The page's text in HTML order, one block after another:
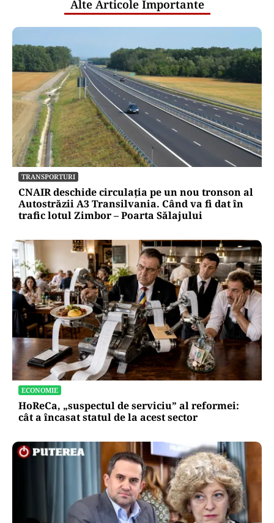
Alte Articole Importante
TRANSPORTURI
CNAIR deschide circulația pe un nou tronson al
Autostrăzii A3 Transilvania. Când va fi dat în
trafic lotul Zimbor – Poarta Sălajului
ECONOMIE
HoReCa, „suspectul de serviciu” al reformei:
cât a încasat statul de la acest sector